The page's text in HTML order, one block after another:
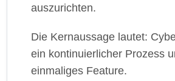
auszurichten.
Die Kernaussage lautet:
ein kontinuierlicher Prozess
einmaliges Feature.